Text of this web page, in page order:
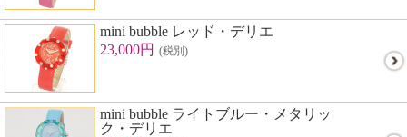
mini bubble レッド・デリエ
23,000円 (税別)
mini bubble ライトブルー・メタリッ
ク・デリエ